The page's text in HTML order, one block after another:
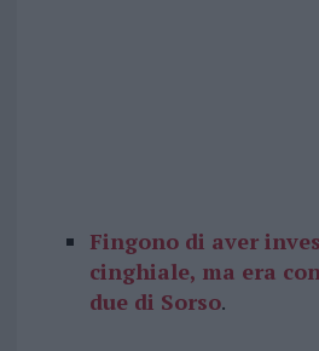
Fingono di aver
cinghiale, ma era
due di Sorso.